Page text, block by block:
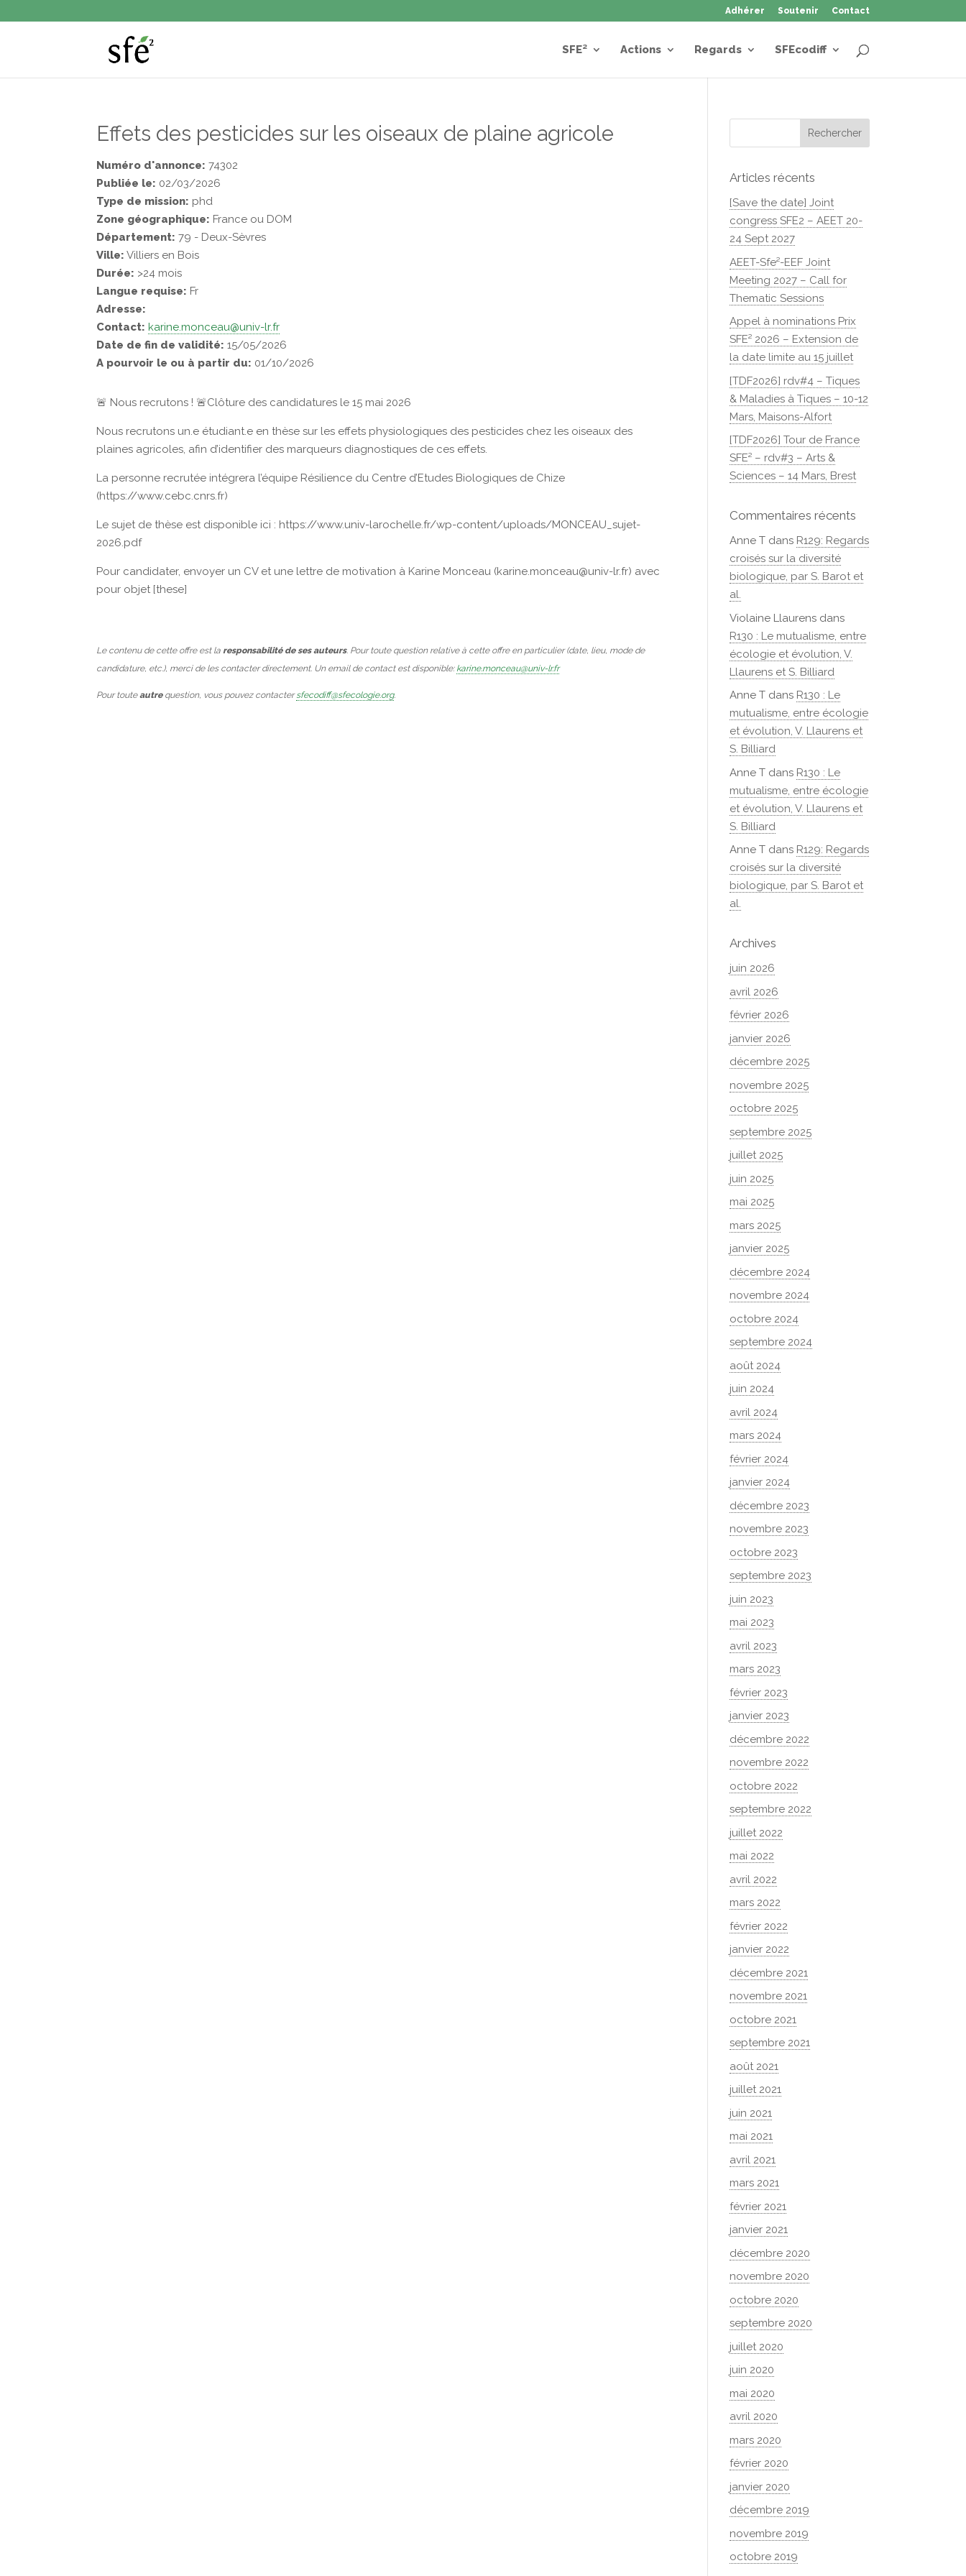
Adhérer Soutenir Contact
SFE² Actions Regards SFEcodiff
Effets des pesticides sur les oiseaux de plaine agricole
Numéro d'annonce: 74302
Publiée le: 02/03/2026
Type de mission: phd
Zone géographique: France ou DOM
Département: 79 - Deux-Sèvres
Ville: Villiers en Bois
Durée: >24 mois
Langue requise: Fr
Adresse:
Contact: karine.monceau@univ-lr.fr
Date de fin de validité: 15/05/2026
A pourvoir le ou à partir du: 01/10/2026
🚨 Nous recrutons ! 🚨Clôture des candidatures le 15 mai 2026
Nous recrutons un.e étudiant.e en thèse sur les effets physiologiques des pesticides chez les oiseaux des
plaines agricoles, afin d’identifier des marqueurs diagnostiques de ces effets.
La personne recrutée intégrera l’équipe Résilience du Centre d’Etudes Biologiques de Chize
(https://www.cebc.cnrs.fr)
Le sujet de thèse est disponible ici : https://www.univ-larochelle.fr/wp-content/uploads/MONCEAU_sujet-
2026.pdf
Pour candidater, envoyer un CV et une lettre de motivation à Karine Monceau (karine.monceau@univ-lr.fr) avec
pour objet [these]
Le contenu de cette offre est laresponsabilité de ses auteurs. Pour toute question relative à cette offre en particulier (date, lieu, mode de
candidature, etc.), merci de les contacter directement. Un email de contact est disponible: karine.monceau@univ-lr.fr
Pour touteautrequestion, vous pouvez contactersfecodiff@sfecologie.org.
Articles récents
[Save the date] Joint
congress SFE2 – AEET 20-
24 Sept 2027
AEET-Sfe²-EEF Joint
Meeting 2027 – Call for
Thematic Sessions
Appel à nominations Prix
SFE² 2026 – Extension de
la date limite au 15 juillet
[TDF2026] rdv#4 – Tiques
& Maladies à Tiques – 10-12
Mars, Maisons-Alfort
[TDF2026] Tour de France
SFE² – rdv#3 – Arts &
Sciences – 14 Mars, Brest
Commentaires récents
Anne T dans R129: Regards
croisés sur la diversité
biologique, par S. Barot et
al.
Violaine Llaurens dans
R130 : Le mutualisme, entre
écologie et évolution, V.
Llaurens et S. Billiard
Anne T dans R130 : Le
mutualisme, entre écologie
et évolution, V. Llaurens et
S. Billiard
Anne T dans R130 : Le
mutualisme, entre écologie
et évolution, V. Llaurens et
S. Billiard
Anne T dans R129: Regards
croisés sur la diversité
biologique, par S. Barot et
al.
Archives
juin 2026
avril 2026
février 2026
janvier 2026
décembre 2025
novembre 2025
octobre 2025
septembre 2025
juillet 2025
juin 2025
mai 2025
mars 2025
janvier 2025
décembre 2024
novembre 2024
octobre 2024
septembre 2024
août 2024
juin 2024
avril 2024
mars 2024
février 2024
janvier 2024
décembre 2023
novembre 2023
octobre 2023
septembre 2023
juin 2023
mai 2023
avril 2023
mars 2023
février 2023
janvier 2023
décembre 2022
novembre 2022
octobre 2022
septembre 2022
juillet 2022
mai 2022
avril 2022
mars 2022
février 2022
janvier 2022
décembre 2021
novembre 2021
octobre 2021
septembre 2021
août 2021
juillet 2021
juin 2021
mai 2021
avril 2021
mars 2021
février 2021
janvier 2021
décembre 2020
novembre 2020
octobre 2020
septembre 2020
juillet 2020
juin 2020
mai 2020
avril 2020
mars 2020
février 2020
janvier 2020
décembre 2019
novembre 2019
octobre 2019